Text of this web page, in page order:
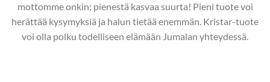
mottomme onkin; pienestä kasvaa suurta! Pieni tuote voi
herättää kysymyksiä ja halun tietää enemmän. Kristar-tuote
voi olla polku todelliseen elämään Jumalan yhteydessä.